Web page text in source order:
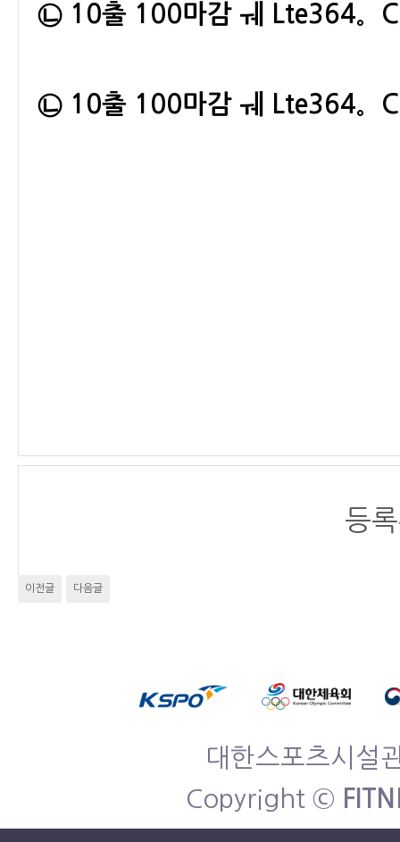
㉡ 10출 100마감 ㅞ Lte364。
㉡ 10출 100마감 ㅞ Lte364。
등
이전글 다음글
대한스포츠시설
Copyright ©